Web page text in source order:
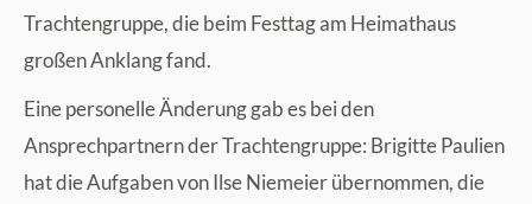
Trachtengruppe, die beim Festtag am Heimathaus
großen Anklang fand.
Eine personelle Änderung gab es bei den
Ansprechpartnern der Trachtengruppe: Brigitte Paulien
hat die Aufgaben von Ilse Niemeier übernommen, die